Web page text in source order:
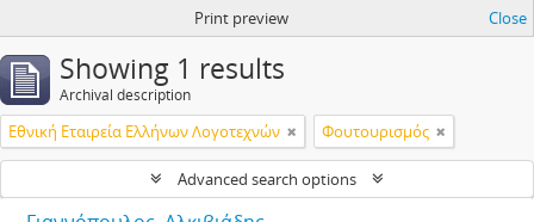
Print preview Close
Showing 1 results
Archival description
Εθνική Εταιρεία Ελλήνων Λογοτεχνών Φουτουρισμός
Advanced search options